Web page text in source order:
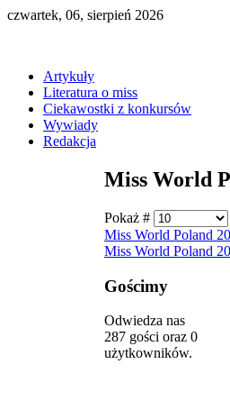
czwartek, 06, sierpień 2026
Artykuły
Literatura o miss
Ciekawostki z konkursów
Wywiady
Redakcja
Miss World
Pokaż #
Miss World Poland
Miss World Poland
Gościmy
Odwiedza nas
287 gości oraz 0
użytkowników.